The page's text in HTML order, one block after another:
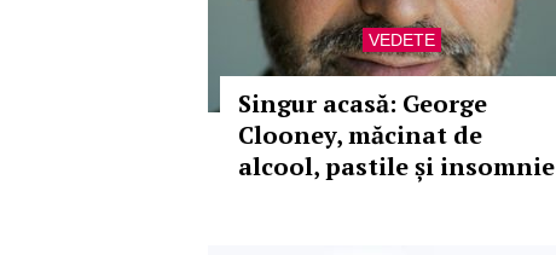
VEDETE
Singur acasă: George
Clooney, măcinat de
alcool, pastile și insomnie